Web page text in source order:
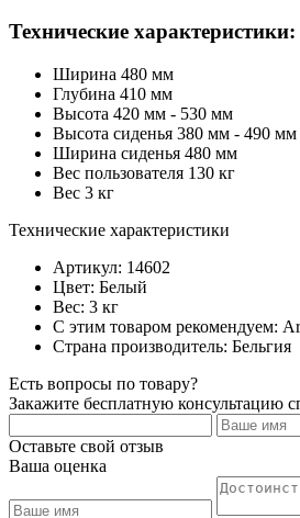
Технические характеристики:
Ширина 480 мм
Глубина 410 мм
Высота 420 мм - 530 мм
Высота сиденья 380 мм - 490 мм
Ширина сиденья 480 мм
Вес пользователя 130 кг
Вес 3 кг
Технические характеристики
Артикул: 14602
Цвет: Белый
Вес: 3 кг
С этим товаром рекомендуем:
Страна производитель: Бельгия
Есть вопросы по товару?
Закажите бесплатную консультацию
Оставьте свой отзыв
Ваша оценка